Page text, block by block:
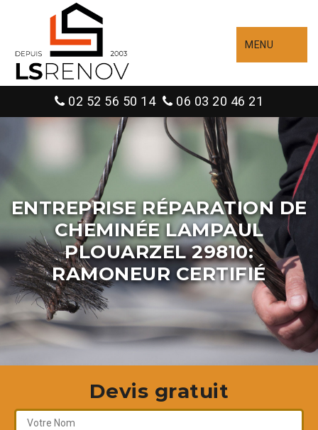
MENU
02 52 56 50 14 06 03 20 46 21
ENTREPRISE RÉPARATION DE
CHEMINÉE LAMPAUL
PLOUARZEL 29810:
RAMONEUR CERTIFIÉ
Devis gratuit